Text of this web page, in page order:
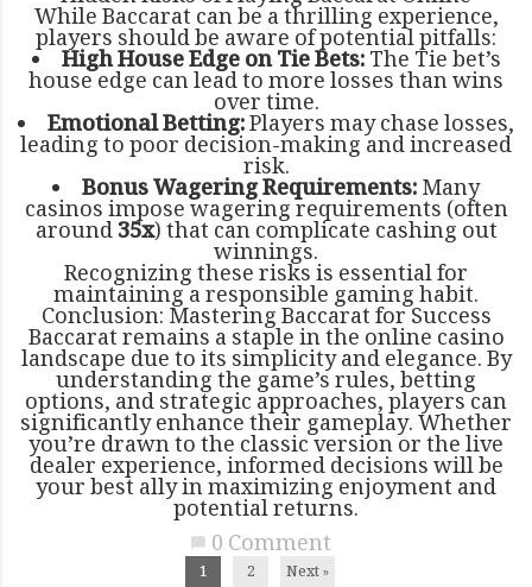
While Baccarat can be a thrilling experience,
players should be aware of potential pitfalls:
High House Edge on Tie Bets:The Tie bet’s
house edge can lead to more losses than wins
over time.
Emotional Betting:Players may chase losses,
leading to poor decision-making and increased
risk.
Bonus Wagering Requirements:Many
casinos impose wagering requirements (often
around35x) that can complicate cashing out
winnings.
Recognizing these risks is essential for
maintaining a responsible gaming habit.
Conclusion: Mastering Baccarat for Success
Baccarat remains a staple in the online casino
landscape due to its simplicity and elegance. By
understanding the game’s rules, betting
options, and strategic approaches, players can
significantly enhance their gameplay. Whether
you’re drawn to the classic version or the live
dealer experience, informed decisions will be
your best ally in maximizing enjoyment and
potential returns.
0 Comment
1 2 Next »